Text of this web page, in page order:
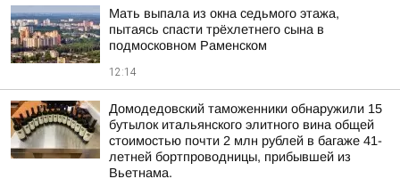
Мать выпала из окна седьмого этажа,
пытаясь спасти трёхлетнего сына в
подмосковном Раменском
12:14
Домодедовский таможенники обнаружили 15
бутылок итальянского элитного вина общей
стоимостью почти 2 млн рублей в багаже 41-
летней бортпроводницы, прибывшей из
Вьетнама.